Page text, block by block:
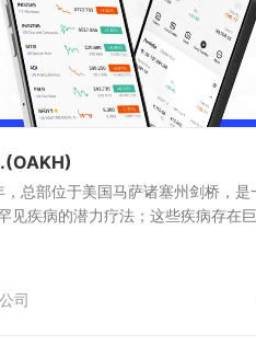
总部位于美国马萨诸塞州剑桥，是
见疾病的潜力疗法；这些疾病存在
司